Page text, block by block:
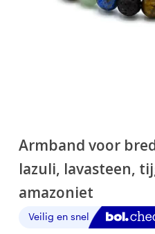
Armband voor
lazuli, lavasteen,
amazoniet